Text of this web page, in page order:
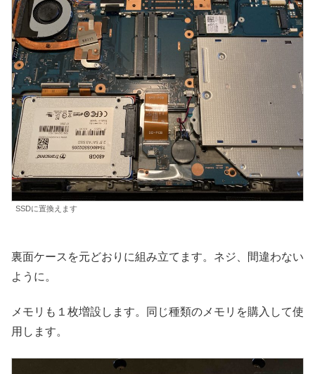
SSDに置換えます
裏面ケースを元どおりに組み立てます。ネジ、間違わない
ように。
メモリも１枚増設します。同じ種類のメモリを購入して使
用します。